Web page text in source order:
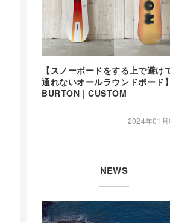
【スノーボードをする上で避け
通れないオールラウンドボード】
BURTON | CUSTOM
2024年01月
NEWS